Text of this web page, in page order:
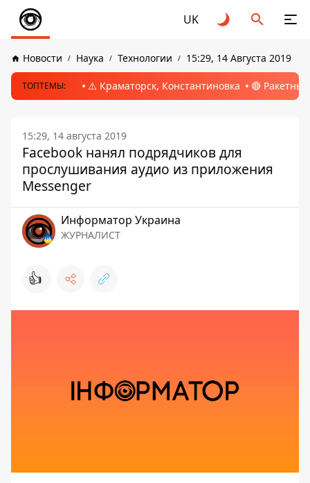
UK
Новости Наука Технологии 15:29, 14 Августа 2019
ТОПТЕМЫ: ⚠️ Краматорск, Константиновка 🔴
15:29, 14 августа 2019
Facebook нанял подрядчиков для
прослушивания аудио из приложения
Messenger
Информатор Украина
ЖУРНАЛИСТ
👍